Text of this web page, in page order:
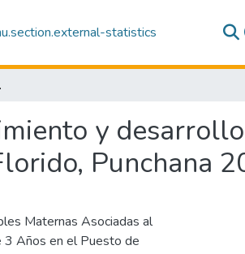
statistics
2015
y
Punchana
Maternas Asociadas al
3 Años en el Puesto de